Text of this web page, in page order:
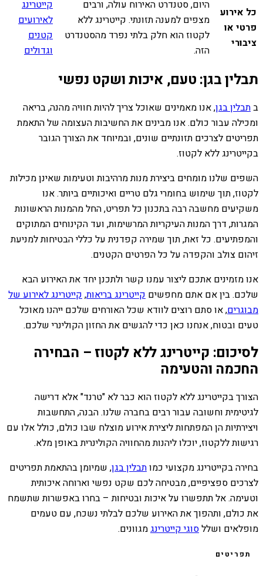
כל אירוע
פרטי או
ציבורי
היום, סטנדרט האירוח עולה, ורבים
מצפים למענה תזונתי. קייטרינג ללא
לקטוז הוא חלק בלתי נפרד מהסטנדרט
הזה.
קייטרינג
לאירועים
קטנים
וגדולים
תבלין בגן: טעם, איכות ושקט נפשי
בתבלין בגן, אנו מאמינים שאוכל צריך להיות חוויה מהנה, בריאה
ומכילה עבור כולם. אנו מבינים את החשיבות העצומה של התאמת
תפריטים לצרכים תזונתיים שונים, ובמיוחד את הצורך הגובר
בקייטרינג ללא לקטוז.
השפים שלנו מומחים ביצירת מנות מרהיבות וטעימות שאינן מכילות
לקטוז, תוך שימוש בחומרי גלם טריים ואיכותיים ביותר. אנו
משקיעים מחשבה רבה בתכנון כל תפריט, החל מהמנות הראשונות
המגרות, דרך המנות העיקריות המרשימות, ועד הקינוחים המתוקים
והמפתיעים. כל זאת, תוך שמירה קפדנית על כללי הבטיחות למניעת
זיהום צולב והקפדה על כל הפרטים הקטנים.
אנו מזמינים אתכם ליצור עמנו קשר ולתכנן יחד את האירוע הבא
שלכם. בין אם אתם מחפשים קייטרינג בריאות,קייטרינג לאירוע של
מבוגרים, או סתם רוצים לוודא שכל האורחים שלכם ייהנו מאוכל
טעים ובטוח, אנחנו כאן כדי להגשים את החזון הקולינרי שלכם.
לסיכום: קייטרינג ללא לקטוז – הבחירה
החכמה והטעימה
הצורך בקייטרינג ללא לקטוז הוא כבר לא "טרנד" אלא דרישה
לגיטימית וחשובה עבור רבים בחברה שלנו. הבנה, התחשבות
ויצירתיות הן המפתחות ליצירת אירוע מוצלח שבו כולם, כולל אלו עם
רגישות ללקטוז, יוכלו ליהנות מהחוויה הקולינרית באופן מלא.
בחירה בקייטרינג מקצועי כמותבלין בגן, שמיומן בהתאמת תפריטים
לצרכים ספציפיים, מבטיחה לכם שקט נפשי וארוחה איכותית
וטעימה. אל תתפשרו על איכות ובטיחות – בחרו באפשרות שתשמח
את כולם, ותהפוך את האירוע שלכם לבלתי נשכח, עם טעמים
מופלאים ושללסוגי קייטרינגמגוונים.
תפריטים